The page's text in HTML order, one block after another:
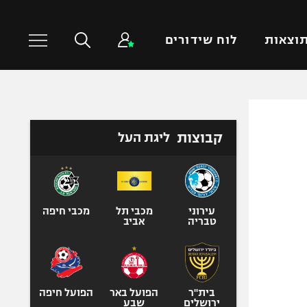
תוצאות לוח שידורים
טניס
כדורעף
ספורט אולימפי
קבוצות ליגת העל
עירוני
טבריה
מכבי תל
אביב
מכבי חיפה
בית"ר
ירושלים
הפועל באר
שבע
הפועל חיפה